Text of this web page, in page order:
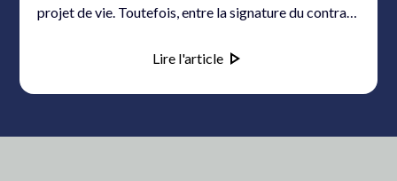
projet de vie. Toutefois, entre la signature du contrat
nombreux acquéreurs s’interrogent sur les délais de
Comprendre ces délais, leurs déterminants et les
cette phase souvent source d’incertitudes.
Lire l'article